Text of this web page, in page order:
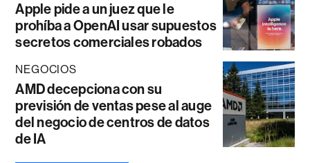
Apple pide a un juez que le
prohíba a OpenAI usar supuestos
secretos comerciales robados
NEGOCIOS
AMD decepciona con su
previsión de ventas pese al auge
del negocio de centros de datos
de IA